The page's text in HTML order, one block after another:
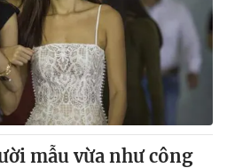
mẫu vừa như công